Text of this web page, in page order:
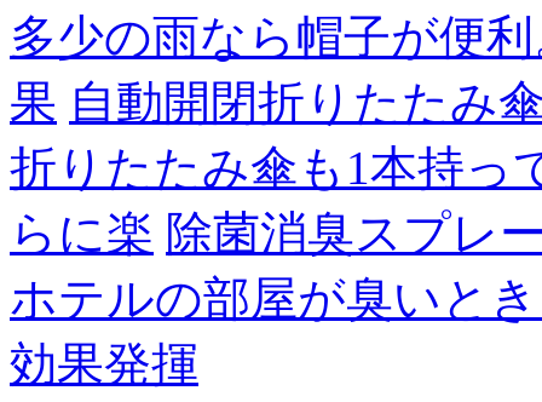
多少の雨なら帽子が便
果 自動開閉折りたたみ
折りたたみ傘も1本持っ
らに楽 除菌消臭スプレ
ホテルの部屋が臭いと
効果発揮